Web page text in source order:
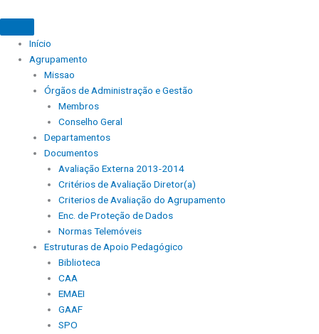
Início
Agrupamento
Missao
Órgãos de Administração e Gestão
Membros
Conselho Geral
Departamentos
Documentos
Avaliação Externa 2013-2014
Critérios de Avaliação Diretor(a)
Criterios de Avaliação do Agrupamento
Enc. de Proteção de Dados
Normas Telemóveis
Estruturas de Apoio Pedagógico
Biblioteca
CAA
EMAEI
GAAF
SPO